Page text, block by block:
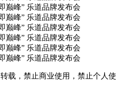
载，禁止商业使用，禁止个人使